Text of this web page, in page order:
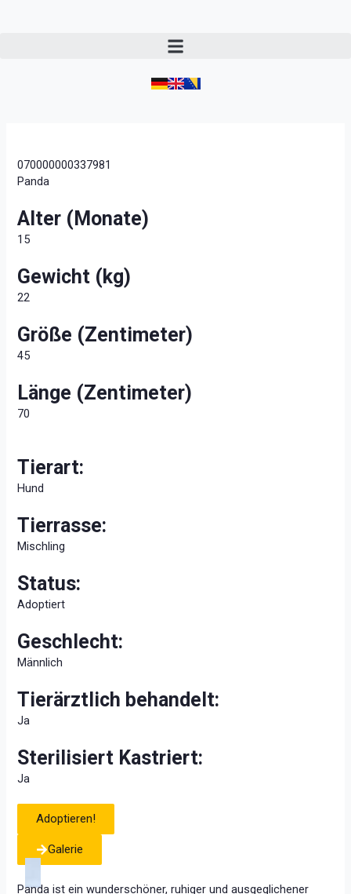
070000000337981
Panda
Alter (Monate)
15
Gewicht (kg)
22
Größe (Zentimeter)
45
Länge (Zentimeter)
70
Tierart:
Hund
Tierrasse:
Mischling
Status:
Adoptiert
Geschlecht:
Männlich
Tierärztlich behandelt:
Ja
Sterilisiert Kastriert:
Ja
Adoptieren!
Galerie
Panda ist ein wunderschöner, ruhiger und ausgeglichener